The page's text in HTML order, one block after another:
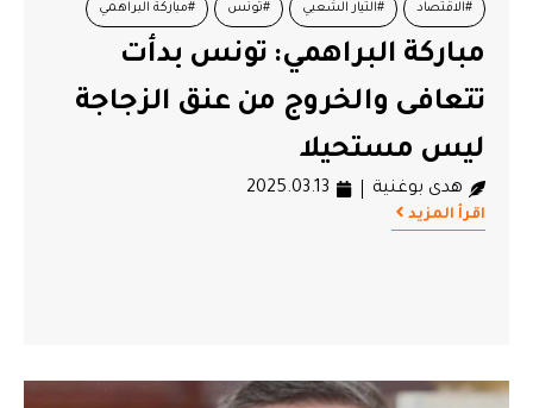
#الاقتصاد #التيار الشعبي #تونس #مباركة البراهمي
مباركة البراهمي: تونس بدأت
تتعافى والخروج من عنق الزجاجة
ليس مستحيلا
هدى بوغنية 2025.03.13
اقرأ المزيد